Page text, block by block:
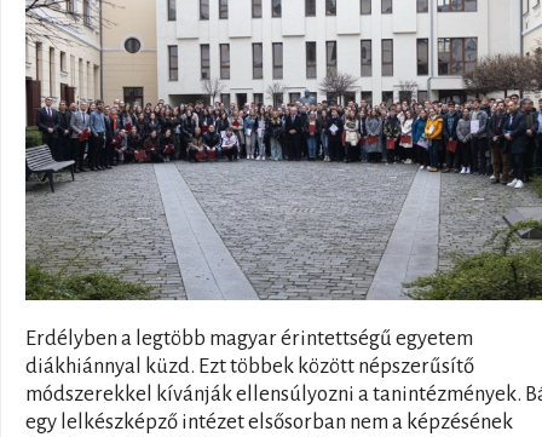
Erdélyben a legtöbb magyar érintettségű egyetem
diákhiánnyal küzd. Ezt többek között népszerűsítő
módszerekkel kívánják ellensúlyozni a tanintézmények.
egy lelkészképző intézet elsősorban nem a képzésének